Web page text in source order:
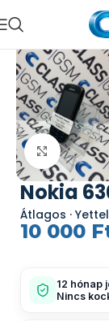
Kattints
Nokia
Átlagos ·
10 000
12 hónap
Nincs